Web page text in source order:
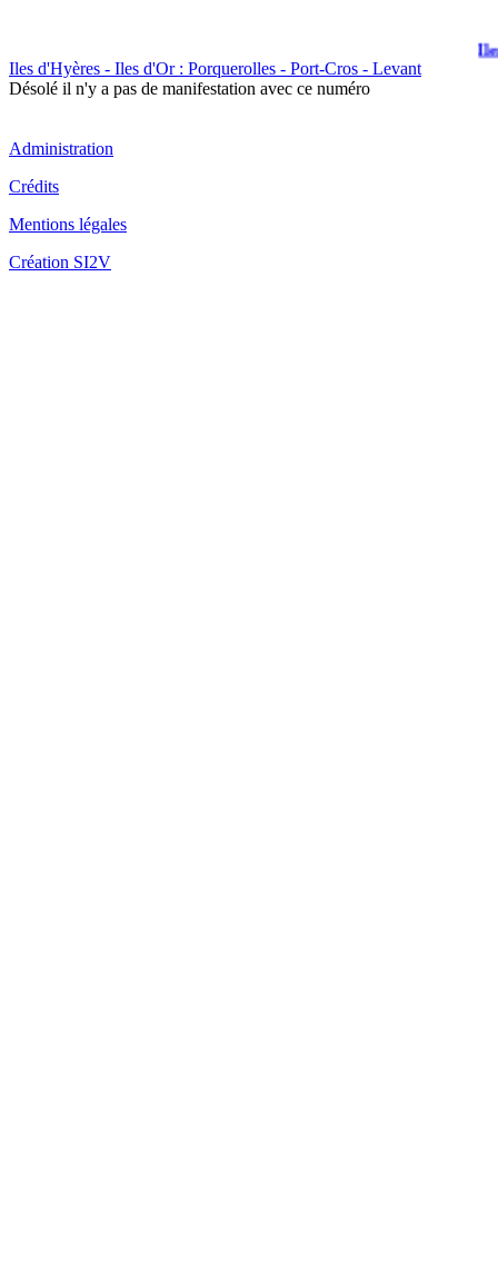
Iles d'Hyères - Iles d'Or : Porquerolles - Port-Cros - Levant
Désolé il n'y a pas de manifestation avec ce numéro
Administration
Crédits
Mentions légales
Création SI2V